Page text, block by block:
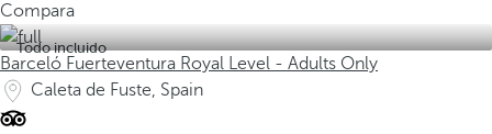
Compara
Todo incluido
Barceló Fuerteventura Royal Level - Adults Only
Caleta de Fuste, Spain